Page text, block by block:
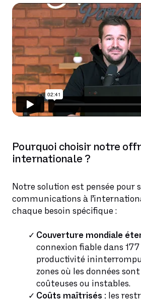
Pourquoi choisir notre
internationale ?
Notre solution est pensée pour
communications à
chaque besoin spécifique :
Couverture mondiale
connexion fiable dans
productivité
zones où les données
coûteuses ou instables.
Coûts maîtrisés : les